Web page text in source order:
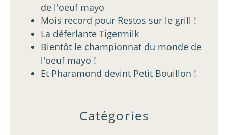
Catégories
de l'oeuf mayo
Mois record pour Restos sur le grill !
La déferlante Tigermilk
Bientôt le championnat du monde de
l'oeuf mayo !
Et Pharamond devint Petit Bouillon !